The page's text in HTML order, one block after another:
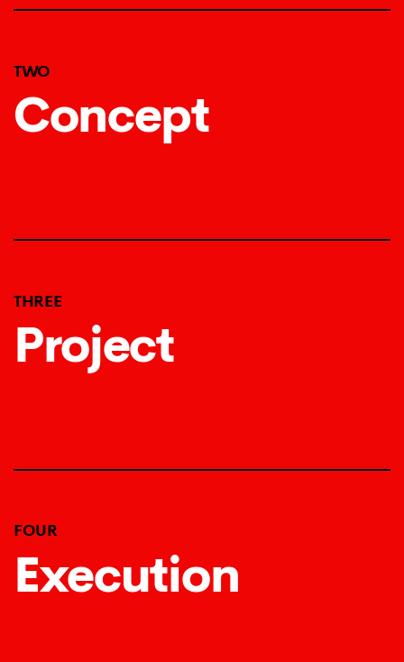
TWO
Concept
THREE
Project
FOUR
Execution